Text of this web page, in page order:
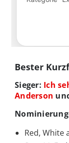
Bester
Sieger: Ich
Anderson
Red, White